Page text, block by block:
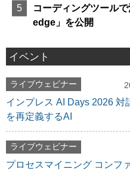
コーディングツール
edge」を公開
イベント
ライブウェビナー
インプレス AI Days 2026
を再定義するAI
ライブウェビナー
プロセスマイニング コンフ